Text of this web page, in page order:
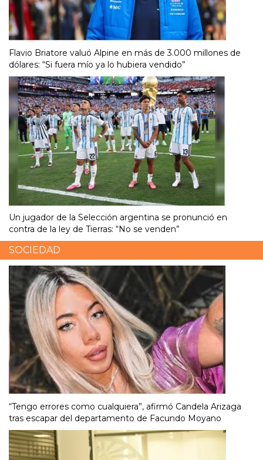
Flavio Briatore valuó Alpine en más de 3.000 millones de
dólares: “Si fuera mío ya lo hubiera vendido”
Un jugador de la Selección argentina se pronunció en
contra de la ley de Tierras: “No se venden”
SOCIEDAD
“Tengo errores como cualquiera”, afirmó Candela Arizaga
tras escapar del departamento de Facundo Moyano